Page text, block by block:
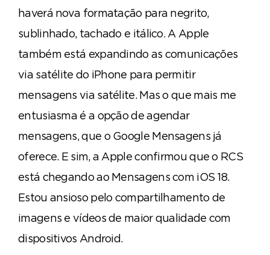
haverá nova formatação para negrito,
sublinhado, tachado e itálico. A Apple
também está expandindo as comunicações
via satélite do iPhone para permitir
mensagens via satélite. Mas o que mais me
entusiasma é a opção de agendar
mensagens, que o Google Mensagens já
oferece. E sim, a Apple confirmou que o RCS
está chegando ao Mensagens com iOS 18.
Estou ansioso pelo compartilhamento de
imagens e vídeos de maior qualidade com
dispositivos Android.